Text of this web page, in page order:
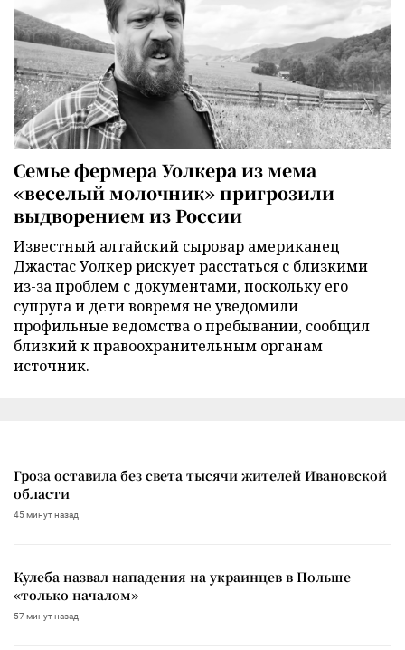
Семье фермера Уолкера из мема
«веселый молочник» пригрозили
выдворением из России
Известный алтайский сыровар американец
Джастас Уолкер рискует расстаться с близкими
из-за проблем с документами, поскольку его
супруга и дети вовремя не уведомили
профильные ведомства о пребывании, сообщил
близкий к правоохранительным органам
источник.
Гроза оставила без света тысячи жителей Ивановской
области
45 минут назад
Кулеба назвал нападения на украинцев в Польше
«только началом»
57 минут назад